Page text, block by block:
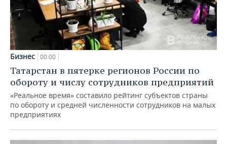
Бизнес 00:00
Татарстан в пятерке регионов России по
обороту и числу сотрудников предприятий
«Реальное время» составило рейтинг субъектов страны
по обороту и средней численности сотрудников на малых
предприятиях